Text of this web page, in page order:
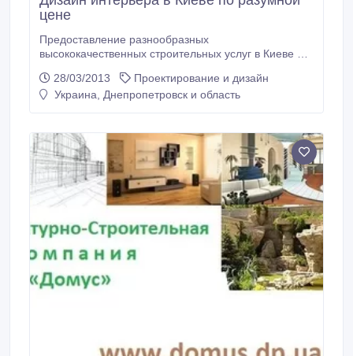
цене
Предоставление разнообразных
высококачественных строительных услуг в Киеве и
услугам - производство мебели и производство
металлоконструкций, дизайн интерьера и дизайн
28/03/2013
Проектирование и дизайн
Украина, Днепропетровск и область